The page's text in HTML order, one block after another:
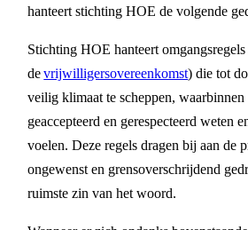
hanteert stichting HOE de volgende
Stichting HOE hanteert
devrijwilligersovereenkomst) die tot
veilig klimaat te scheppen,
geaccepteerd en gerespecteerd weten
voelen. Deze regels dragen bij aan de
ongewenst en grensoverschrijdend
ruimste zin van het woord.